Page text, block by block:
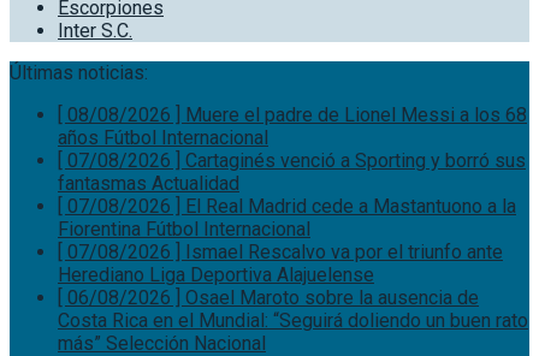
Escorpiones
Inter S.C.
Últimas noticias:
[ 08/08/2026 ] Muere el padre de Lionel Messi a los 68
años Fútbol Internacional
[ 07/08/2026 ] Cartaginés venció a Sporting y borró sus
fantasmas Actualidad
[ 07/08/2026 ] El Real Madrid cede a Mastantuono a la
Fiorentina Fútbol Internacional
[ 07/08/2026 ] Ismael Rescalvo va por el triunfo ante
Herediano Liga Deportiva Alajuelense
[ 06/08/2026 ] Osael Maroto sobre la ausencia de
Costa Rica en el Mundial: “Seguirá doliendo un buen rato
más” Selección Nacional